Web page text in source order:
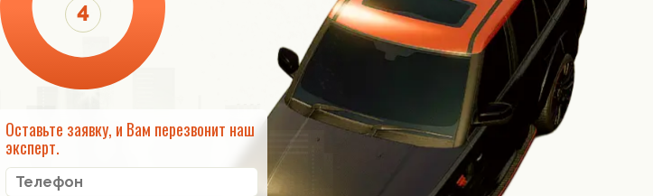
Оставьте заявку, и Вам перезвонит наш
эксперт.